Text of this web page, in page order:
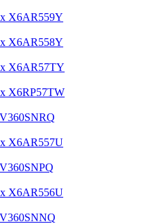
X6AR559Y
X6AR558Y
X6AR57TY
X6RP57TW
X6AR557U
X6AR556U